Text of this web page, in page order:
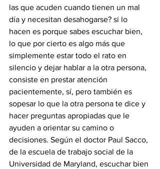
las que acuden cuando tienen un mal
día y necesitan desahogarse? si lo
hacen es porque sabes escuchar bien,
lo que por cierto es algo más que
simplemente estar todo el rato en
silencio y dejar hablar a la otra persona,
consiste en prestar atención
pacientemente, sí, pero también es
sopesar lo que la otra persona te dice y
hacer preguntas apropiadas que le
ayuden a orientar su camino o
decisiones. Según el doctor Paul Sacco,
de la escuela de trabajo social de la
Universidad de Maryland, escuchar bien